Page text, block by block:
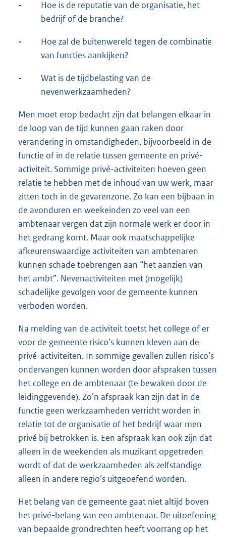
-
Hoe is de reputatie van de organisatie, het
bedrijf of de branche?
-
Hoe zal de buitenwereld tegen de combinatie
van functies aankijken?
-
Wat is de tijdbelasting van de
nevenwerkzaamheden?
Men moet erop bedacht zijn dat belangen elkaar in
de loop van de tijd kunnen gaan raken door
verandering in omstandigheden, bijvoorbeeld in de
functie of in de relatie tussen gemeente en privé-
activiteit. Sommige privé-activiteiten hoeven geen
relatie te hebben met de inhoud van uw werk, maar
zitten toch in de gevarenzone. Zo kan een bijbaan in
de avonduren en weekeinden zo veel van een
ambtenaar vergen dat zijn normale werk er door in
het gedrang komt. Maar ook maatschappelijke
afkeurenswaardige activiteiten van ambtenaren
kunnen schade toebrengen aan “het aanzien van
het ambt”. Nevenactiviteiten met (mogelijk)
schadelijke gevolgen voor de gemeente kunnen
verboden worden.
Na melding van de activiteit toetst het college of er
voor de gemeente risico’s kunnen kleven aan de
privé-activiteiten. In sommige gevallen zullen risico’s
ondervangen kunnen worden door afspraken tussen
het college en de ambtenaar (te bewaken door de
leidinggevende). Zo’n afspraak kan zijn dat in de
functie geen werkzaamheden verricht worden in
relatie tot de organisatie of het bedrijf waar men
privé bij betrokken is. Een afspraak kan ook zijn dat
alleen in de weekenden als muzikant opgetreden
wordt of dat de werkzaamheden als zelfstandige
alleen in andere regio’s uitgeoefend worden.
Het belang van de gemeente gaat niet altijd boven
het privé-belang van een ambtenaar. De uitoefening
van bepaalde grondrechten heeft voorrang op het